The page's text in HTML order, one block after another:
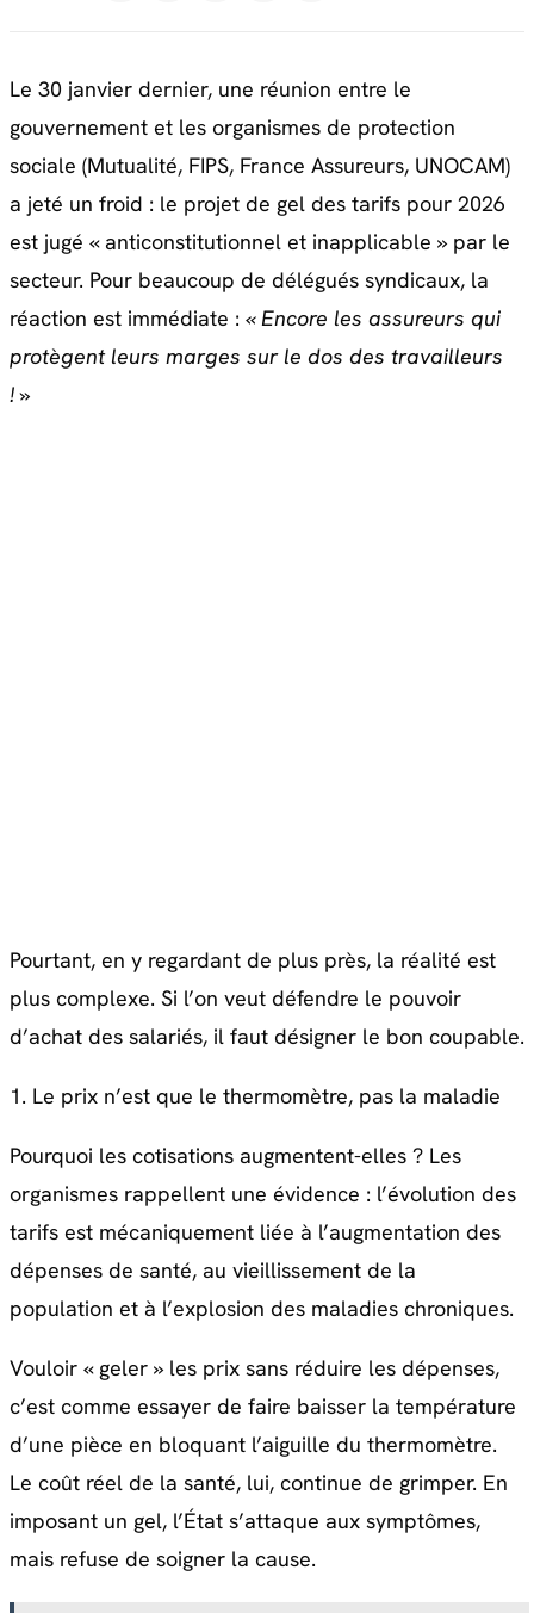
Le 30 janvier dernier, une réunion entre le
gouvernement et les organismes de protection
sociale (Mutualité, FIPS, France Assureurs, UNOCAM)
a jeté un froid : le projet de gel des tarifs pour 2026
est jugé « anticonstitutionnel et inapplicable » par le
secteur. Pour beaucoup de délégués syndicaux, la
réaction est immédiate : « Encore les assureurs qui
protègent leurs marges sur le dos des travailleurs
! »
Pourtant, en y regardant de plus près, la réalité est
plus complexe. Si l’on veut défendre le pouvoir
d’achat des salariés, il faut désigner le bon coupable.
1. Le prix n’est que le thermomètre, pas la maladie
Pourquoi les cotisations augmentent-elles ? Les
organismes rappellent une évidence : l’évolution des
tarifs est mécaniquement liée à l’augmentation des
dépenses de santé, au vieillissement de la
population et à l’explosion des maladies chroniques.
Vouloir « geler » les prix sans réduire les dépenses,
c’est comme essayer de faire baisser la température
d’une pièce en bloquant l’aiguille du thermomètre.
Le coût réel de la santé, lui, continue de grimper. En
imposant un gel, l’État s’attaque aux symptômes,
mais refuse de soigner la cause.